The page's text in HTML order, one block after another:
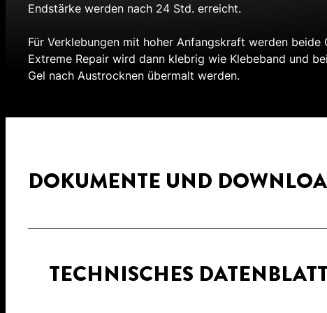
Endstärke werden nach 24 Std. erreicht.
Für Verklebungen mit hoher Anfangskraft werden
Extreme Repair wird dann klebrig wie Klebeband und
Gel nach Austrocknen übermalt werden.
DOKUMENTE UND
TECHNISCHES DATENBLATT